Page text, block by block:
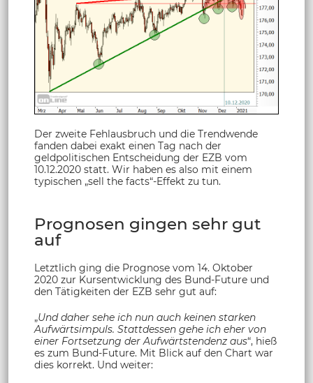
Der zweite Fehlausbruch und die Trendwende
fanden dabei exakt einen Tag nach der
geldpolitischen Entscheidung der EZB vom
10.12.2020 statt. Wir haben es also mit einem
typischen „sell the facts“-Effekt zu tun.
Prognosen gingen sehr gut
auf
Letztlich ging die Prognose vom 14. Oktober
2020 zur Kursentwicklung des Bund-Future und
den Tätigkeiten der EZB sehr gut auf:
„Und daher sehe ich nun auch keinen starken
Aufwärtsimpuls. Stattdessen gehe ich eher von
einer Fortsetzung der Aufwärtstendenz aus“, hieß
es zum Bund-Future. Mit Blick auf den Chart war
dies korrekt. Und weiter: